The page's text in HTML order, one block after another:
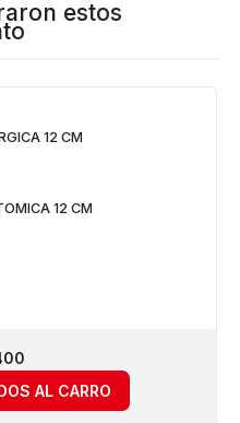
estos
12 CM
12 CM
AL CARRO